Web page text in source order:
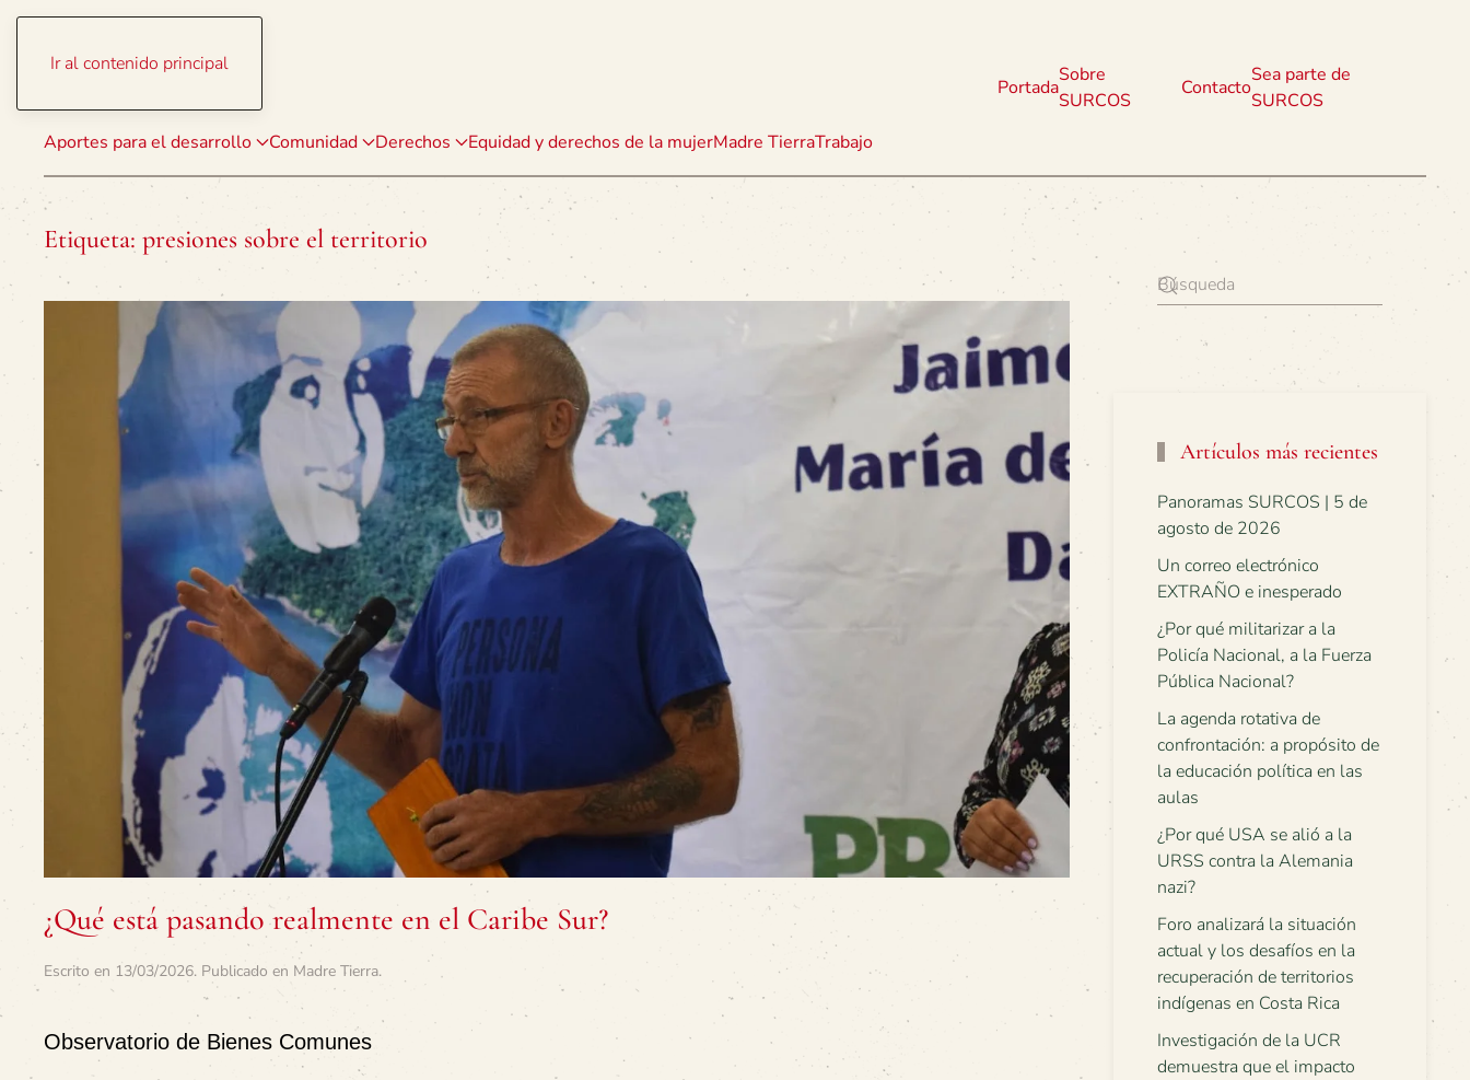
Ir al contenido principal
Aportes para el desarrollo Comunidad Derechos Equidad y derechos de la mujerMadre TierraTrabajo
Portada
Sobre
SURCOS
Contacto
Sea parte de
SURCOS
Etiqueta: presiones sobre el territorio
¿Qué está pasando realmente en el Caribe Sur?
Escrito en 13/03/2026. Publicado en Madre Tierra.
Observatorio de Bienes Comunes
Artículos más recientes
Panoramas SURCOS | 5 de
agosto de 2026
Un correo electrónico
EXTRAÑO e inesperado
¿Por qué militarizar a la
Policía Nacional, a la Fuerza
Pública Nacional?
La agenda rotativa de
confrontación: a propósito de
la educación política en las
aulas
¿Por qué USA se alió a la
URSS contra la Alemania
nazi?
Foro analizará la situación
actual y los desafíos en la
recuperación de territorios
indígenas en Costa Rica
Investigación de la UCR
demuestra que el impacto